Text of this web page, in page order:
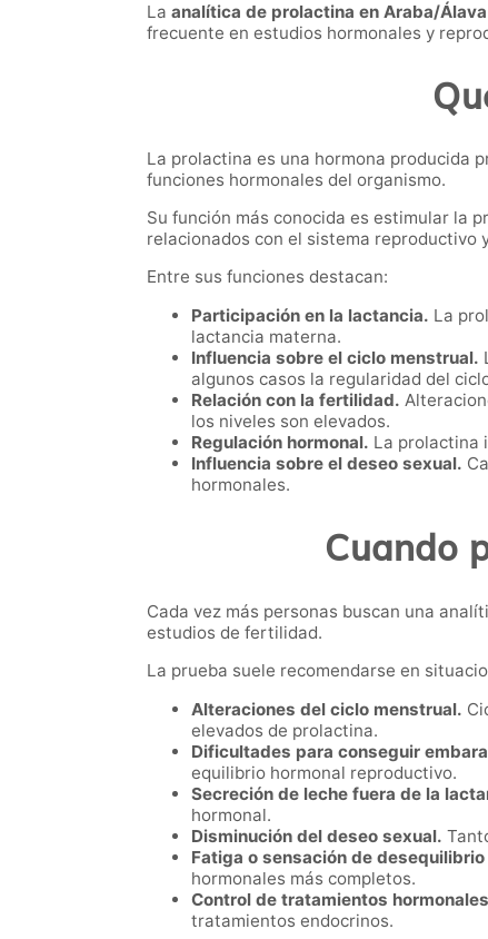
La analítica de prolactina en Araba/Álava
frecuente en estudios hormonales y
La prolactina es una hormona producida
funciones hormonales del organismo.
Su función más conocida es estimular la
relacionados con el sistema reproductivo
Entre sus funciones destacan:
Participación en la lactancia. La
lactancia materna.
Influencia sobre el ciclo menstrual.
algunos casos la regularidad del
Relación con la fertilidad.
los niveles son elevados.
Regulación hormonal. La prolactina
Influencia sobre el deseo sexual.
hormonales.
Cuando
Cada vez más personas buscan una
estudios de fertilidad.
La prueba suele recomendarse en
Alteraciones del ciclo menstrual.
elevados de prolactina.
Dificultades para conseguir
equilibrio hormonal reproductivo.
Secreción de leche fuera de la
hormonal.
Disminución del deseo sexual.
Fatiga o sensación de
hormonales más completos.
Control de tratamientos
tratamientos endocrinos.